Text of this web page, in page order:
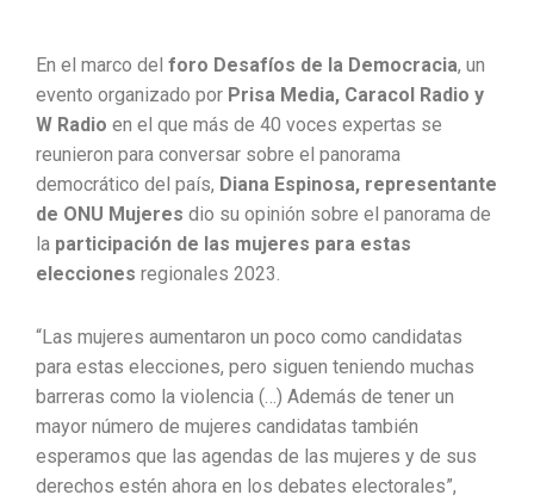
En el marco del foro Desafíos de la Democracia, un
evento organizado por Prisa Media, Caracol Radio y
W Radio en el que más de 40 voces expertas se
reunieron para conversar sobre el panorama
democrático del país, Diana Espinosa, representante
de ONU Mujeres dio su opinión sobre el panorama de
la participación de las mujeres para estas
elecciones regionales 2023.
“Las mujeres aumentaron un poco como candidatas
para estas elecciones, pero siguen teniendo muchas
barreras como la violencia (…) Además de tener un
mayor número de mujeres candidatas también
esperamos que las agendas de las mujeres y de sus
derechos estén ahora en los debates electorales”,